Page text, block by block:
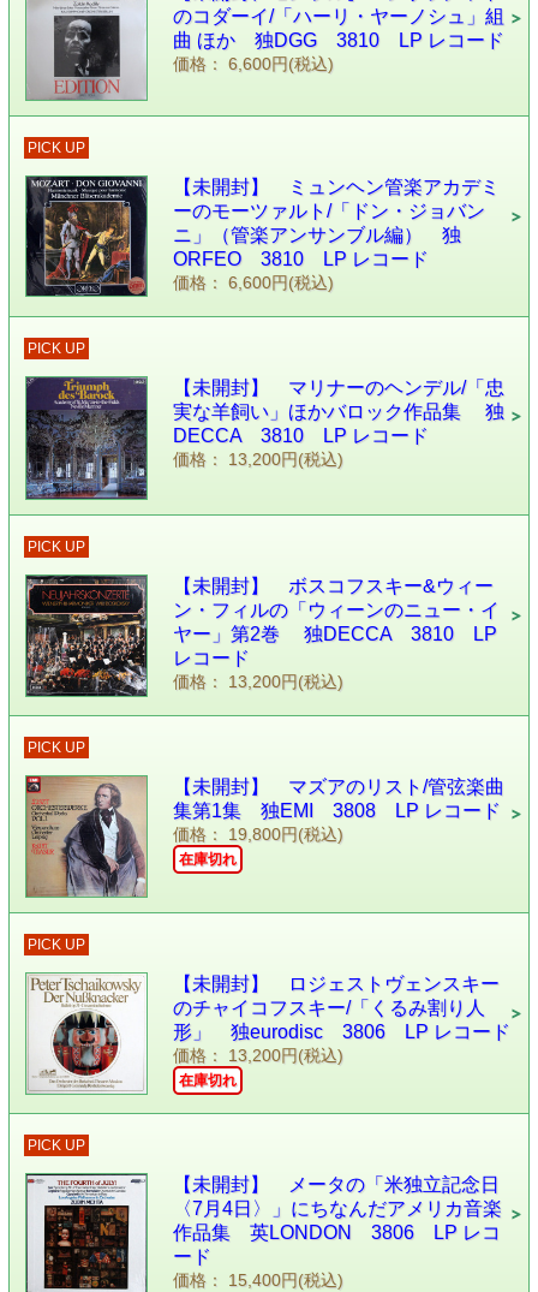
のコダーイ/「ハーリ・ヤーノシュ」組
曲 ほか 独DGG 3810 LP レコード
価格： 6,600円(税込)
PICK UP
【未開封】 ミュンヘン管楽アカデミ
ーのモーツァルト/「ドン・ジョバン
ニ」（管楽アンサンブル編） 独
ORFEO 3810 LP レコード
価格： 6,600円(税込)
PICK UP
【未開封】 マリナーのヘンデル/「忠
実な羊飼い」ほかバロック作品集 独
DECCA 3810 LP レコード
価格： 13,200円(税込)
PICK UP
【未開封】 ボスコフスキー&ウィー
ン・フィルの「ウィーンのニュー・イ
ヤー」第2巻 独DECCA 3810 LP
レコード
価格： 13,200円(税込)
PICK UP
【未開封】 マズアのリスト/管弦楽曲
集第1集 独EMI 3808 LP レコード
価格： 19,800円(税込)
在庫切れ
PICK UP
【未開封】 ロジェストヴェンスキー
のチャイコフスキー/「くるみ割り人
形」 独eurodisc 3806 LP レコード
価格： 13,200円(税込)
在庫切れ
PICK UP
【未開封】 メータの「米独立記念日
〈7月4日〉」にちなんだアメリカ音楽
作品集 英LONDON 3806 LP レコ
ード
価格： 15,400円(税込)